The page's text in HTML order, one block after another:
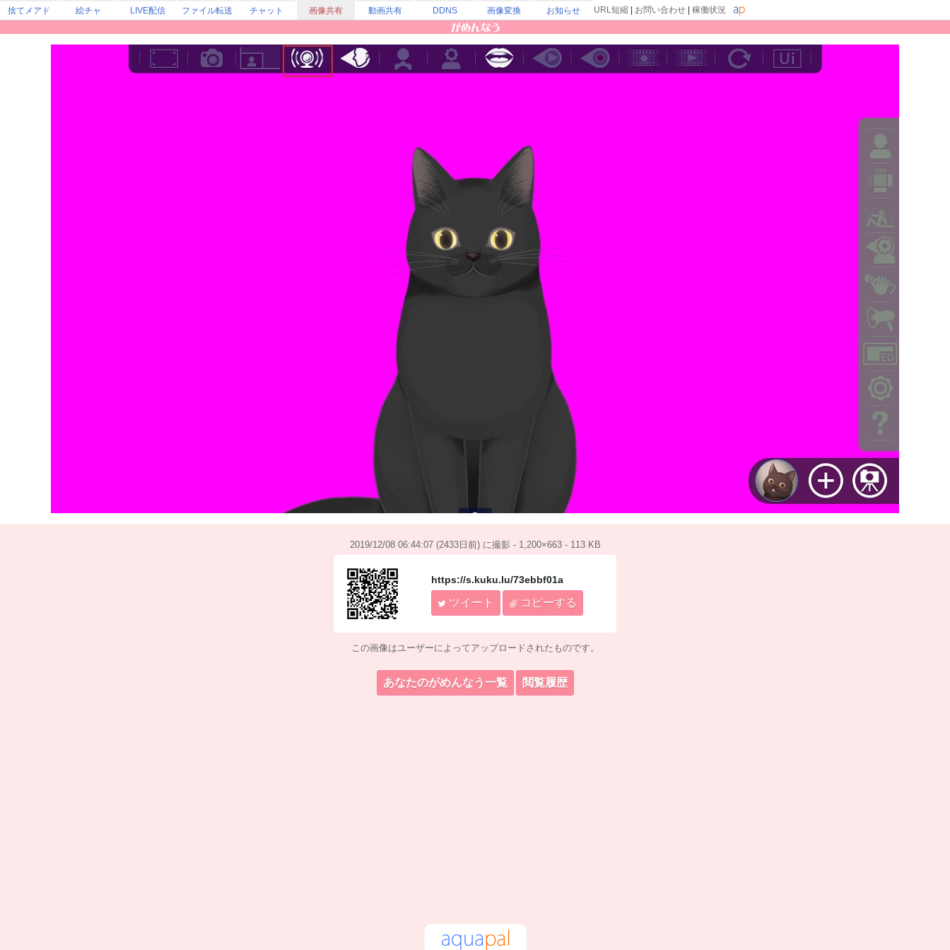
捨てメアド 絵チャ LIVE配信 ファイル転送 チャット 画像共有 動画共有 DDNS 画像変換 お知らせ URL短縮 お問い合わせ 稼働状況
2019/12/08 06:44:07 (2433日前) に撮影 - 1,200×663 - 113 KB
https://s.kuku.lu/73ebbf01a
ツイート コピーする
この画像はユーザーによってアップロードされたものです。
あなたのがめんなう一覧 閲覧履歴